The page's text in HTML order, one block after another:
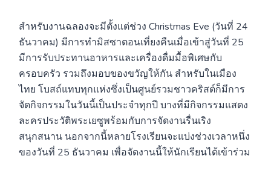
สำหรับงานฉลองจะมีตั้งแต่ช่วง Christmas Eve (วันที่ 24
ธันวาคม) มีการทำมิสซาตอนเที่ยงคืนเมื่อเข้าสู่วันที่ 25
มีการรับประทานอาหารและเครื่องดื่มมื้อพิเศษกับ
ครอบครัว รวมถึงมอบของขวัญให้กัน สำหรับในเมือง
ไทย โบสถ์แทบทุกแห่งซึ่งเป็นศูนย์รวมชาวคริสต์ก็มีการ
จัดกิจกรรมในวันนี้เป็นประจำทุกปี บางที่มีกิจกรรมแสดง
ละครประวัติพระเยซูพร้อมกับการจัดงานรื่นเริง
สนุกสนาน นอกจากนี้หลายโรงเรียนจะแบ่งช่วงเวลาหนึ่ง
ของวันที่ 25 ธันวาคม เพื่อจัดงานนี้ให้นักเรียนได้เข้าร่วม